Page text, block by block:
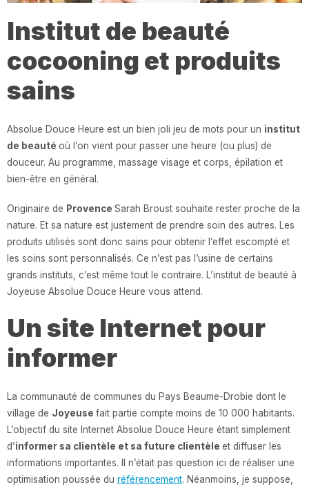
Institut de beauté
cocooning et produits
sains
Absolue Douce Heure est un bien joli jeu de mots pour un institut
de beauté où l’on vient pour passer une heure (ou plus) de
douceur. Au programme, massage visage et corps, épilation et
bien-être en général.
Originaire de Provence Sarah Broust souhaite rester proche de la
nature. Et sa nature est justement de prendre soin des autres. Les
produits utilisés sont donc sains pour obtenir l’effet escompté et
les soins sont personnalisés. Ce n’est pas l’usine de certains
grands instituts, c’est même tout le contraire. L’institut de beauté à
Joyeuse Absolue Douce Heure vous attend.
Un site Internet pour
informer
La communauté de communes du Pays Beaume-Drobie dont le
village de Joyeuse fait partie compte moins de 10 000 habitants.
L’objectif du site Internet Absolue Douce Heure étant simplement
d’informer sa clientèle et sa future clientèle et diffuser les
informations importantes. Il n’était pas question ici de réaliser une
optimisation poussée du référencement. Néanmoins, je suppose,